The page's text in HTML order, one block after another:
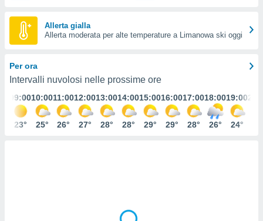
simili,
ACCETTA
CONTINUA
IMPOSTAZIONI
Allerta gialla
Allerta moderata per alte temperature a Limanowa ski oggi
Per ora
Intervalli nuvolosi nelle prossime ore
09:00
23°
10:00
25°
11:00
26°
12:00
27°
13:00
28°
14:00
28°
15:00
29°
16:00
29°
17:00
28°
18:00
26°
19:00
24°